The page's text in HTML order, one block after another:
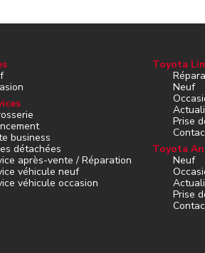
business
détachées
après-vente / Réparation
véhicule neuf
véhicule occasion
Toyota
Neuf
Prise
Toyota
Neuf
Prise